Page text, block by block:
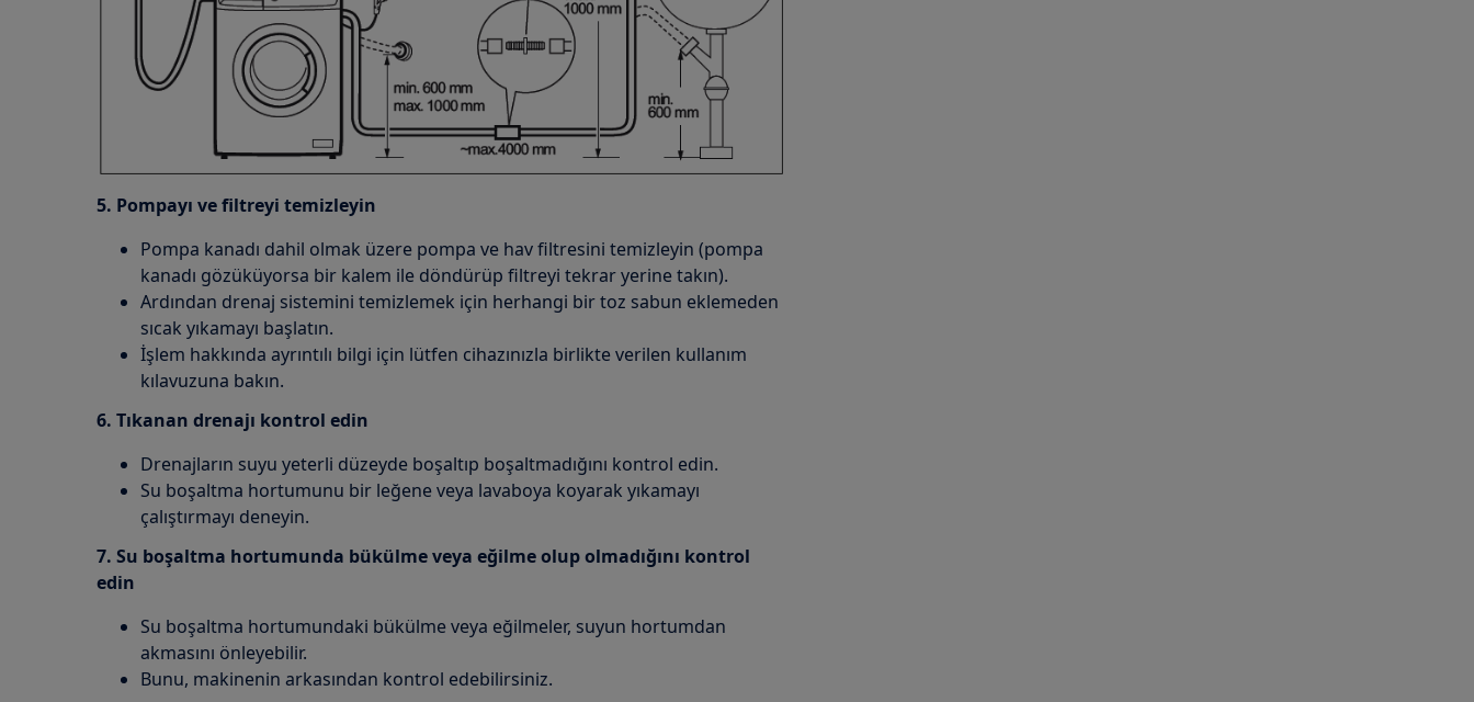
5. Pompayı ve filtreyi temizleyin
Pompa kanadı dahil olmak üzere pompa ve hav filtresini temizleyin (pompa
kanadı gözüküyorsa bir kalem ile döndürüp filtreyi tekrar yerine takın).
Ardından drenaj sistemini temizlemek için herhangi bir toz sabun eklemeden
sıcak yıkamayı başlatın.
İşlem hakkında ayrıntılı bilgi için lütfen cihazınızla birlikte verilen kullanım
kılavuzuna bakın.
6. Tıkanan drenajı kontrol edin
Drenajların suyu yeterli düzeyde boşaltıp boşaltmadığını kontrol edin.
Su boşaltma hortumunu bir leğene veya lavaboya koyarak yıkamayı
çalıştırmayı deneyin.
7. Su boşaltma hortumunda bükülme veya eğilme olup olmadığını kontrol
edin
Su boşaltma hortumundaki bükülme veya eğilmeler, suyun hortumdan
akmasını önleyebilir.
Bunu, makinenin arkasından kontrol edebilirsiniz.